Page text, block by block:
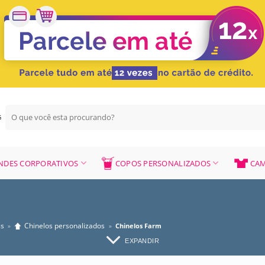
por:
CORPORATIVOS COPOS PERSONALIZADOS
EXPANDIR
» Chinelos personalizados » Chinelos Farm